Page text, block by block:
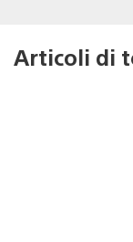
Articoli di